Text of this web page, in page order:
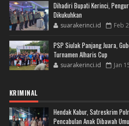
Dihadiri Bupati Kerinci,
Dikukuhkan
suarakerinci.id Feb
PSP Siulak Panjang Juara,
Turnamen Alharis Cup
suarakerinci.id Jan
KRIMINAL
Hendak Kabur, Satreskrim
Pencabulan Anak Dibawah